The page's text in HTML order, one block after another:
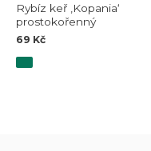
Rybíz keř ‚Kopania‘
prostokořenný
69 Kč